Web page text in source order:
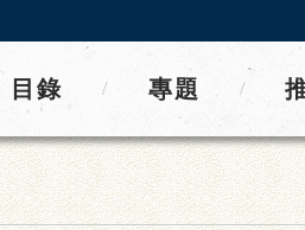
目錄 / 專題 /